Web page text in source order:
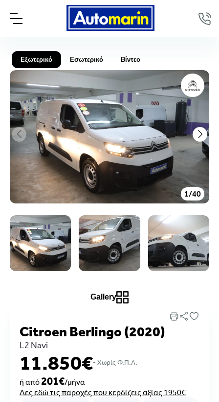
Εξωτερικό Εσωτερικό Βίντεο
1/40
Gallery
Citroen Berlingo (2020)
L2 Navi
11.850€- Xωρίς Φ.Π.Α.
ή από201€/μήνα
Δες εδώ τις παροχές που κερδίζεις αξίας 1950€